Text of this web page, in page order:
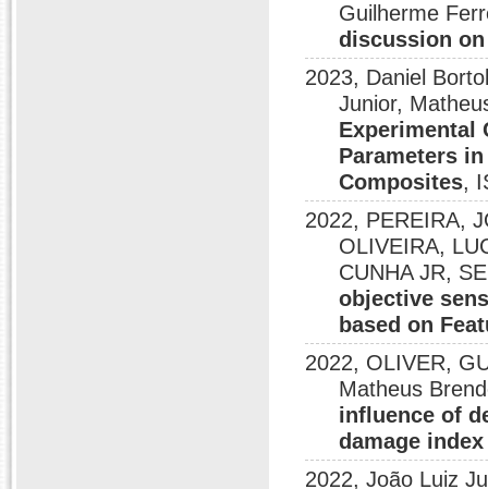
Guilherme
discussion
2023, Daniel
Junior,
Experimental
Parameters
Composites,
2022, PEREIRA,
OLIVEIRA,
CUNHA JR,
objective
based on
2022, OLIVER,
Matheus
influence of
damage
2022, João Luiz